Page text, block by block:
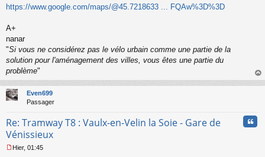
o
u
https://www.google.com/maps/@45.7218633 ... FQAw%3D%3D
A+
nanar
"Si vous ne considérez pas le vélo urbain comme une partie de la
solution pour l'aménagement des villes, vous êtes une partie du
problème"
au
Even699
Passager
Re: Tramway T8 : Vaulx-en-Velin la Soie - Gare de
Vénissieux
Hier, 01:45